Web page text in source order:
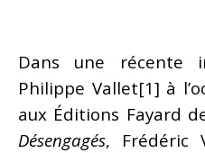
Dans une récente
Philippe Vallet[1] à
aux Éditions Fayard
Désengagés, Frédéric